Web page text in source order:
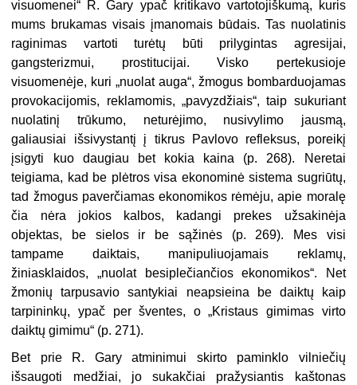
visuomenei“ R. Gary ypač kritikavo vartotojiškumą, kuris
mums brukamas visais įmanomais būdais. Tas nuolatinis
raginimas vartoti turėtų būti prilygintas agresijai,
gangsterizmui, prostitucijai. Visko pertekusioje
visuomenėje, kuri „nuolat auga“, žmogus bombarduojamas
provokacijomis, reklamomis, „pavyzdžiais“, taip sukuriant
nuolatinį trūkumo, neturėjimo, nusivylimo jausmą,
galiausiai išsivystantį į tikrus Pavlovo refleksus, poreikį
įsigyti kuo daugiau bet kokia kaina (p. 268). Neretai
teigiama, kad be plėtros visa ekonominė sistema sugriūtų,
tad žmogus paverčiamas ekonomikos rėmėju, apie moralę
čia nėra jokios kalbos, kadangi prekes užsakinėja
objektas, be sielos ir be sąžinės (p. 269). Mes visi
tampame daiktais, manipuliuojamais reklamų,
žiniasklaidos, „nuolat besiplečiančios ekonomikos“. Net
žmonių tarpusavio santykiai neapsieina be daiktų kaip
tarpininkų, ypač per šventes, o „Kristaus gimimas virto
daiktų gimimu“ (p. 271).
Bet prie R. Gary atminimui skirto paminklo vilniečių
išsaugoti medžiai, jo sukakčiai pražysiantis kaštonas